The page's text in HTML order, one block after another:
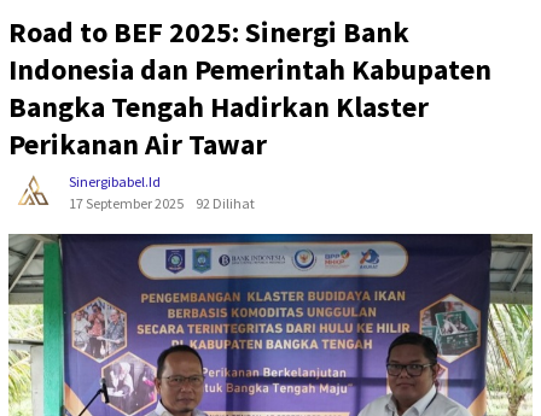
Road to BEF 2025: Sinergi Bank
Indonesia dan Pemerintah Kabupaten
Bangka Tengah Hadirkan Klaster
Perikanan Air Tawar
Sinergibabel.id
17 September 2025
92 Dilihat